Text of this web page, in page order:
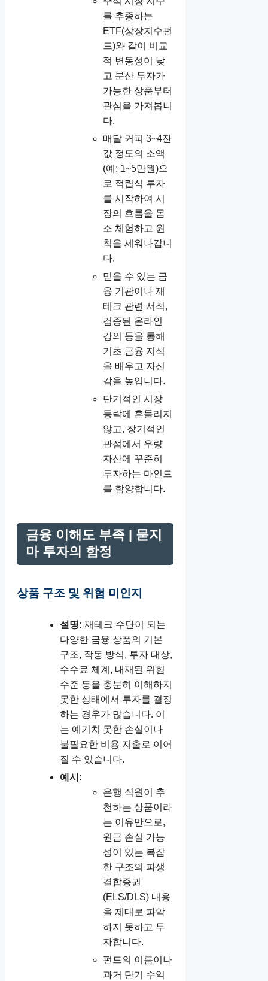
를 추종하는
ETF(상장지수펀
드)와 같이 비교
적 변동성이 낮
고 분산 투자가
가능한 상품부터
관심을 가져봅니
다.
매달 커피 3~4잔
값 정도의 소액
(예: 1~5만원)으
로 적립식 투자
를 시작하여 시
장의 흐름을 몸
소 체험하고 원
칙을 세워나갑니
다.
믿을 수 있는 금
융 기관이나 재
테크 관련 서적,
검증된 온라인
강의 등을 통해
기초 금융 지식
을 배우고 자신
감을 높입니다.
단기적인 시장
등락에 흔들리지
않고, 장기적인
관점에서 우량
자산에 꾸준히
투자하는 마인드
를 함양합니다.
금융 이해도 부족 | 묻지
마 투자의 함정
상품 구조 및 위험 미인지
설명: 재테크 수단이 되는
다양한 금융 상품의 기본
구조, 작동 방식, 투자 대상,
수수료 체계, 내재된 위험
수준 등을 충분히 이해하지
못한 상태에서 투자를 결정
하는 경우가 많습니다. 이
는 예기치 못한 손실이나
불필요한 비용 지출로 이어
질 수 있습니다.
예시:
은행 직원이 추
천하는 상품이라
는 이유만으로,
원금 손실 가능
성이 있는 복잡
한 구조의 파생
결합증권
(ELS/DLS) 내용
을 제대로 파악
하지 못하고 투
자합니다.
펀드의 이름이나
과거 단기 수익